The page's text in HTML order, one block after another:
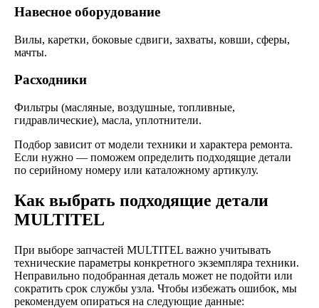
Навесное оборудование
Вилы, каретки, боковые сдвиги, захваты, ковши, сферы,
мачты.
Расходники
Фильтры (масляные, воздушные, топливные,
гидравлические), масла, уплотнители.
Подбор зависит от модели техники и характера ремонта.
Если нужно — поможем определить подходящие детали
по серийному номеру или каталожному артикулу.
Как выбрать подходящие детали
MULTITEL
При выборе запчастей MULTITEL важно учитывать
технические параметры конкретного экземпляра техники.
Неправильно подобранная деталь может не подойти или
сократить срок службы узла. Чтобы избежать ошибок, мы
рекомендуем опираться на следующие данные: